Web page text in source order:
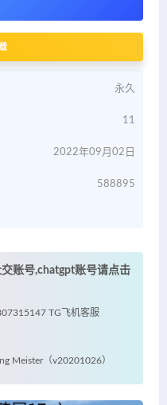
永久
11
2022年09月02日
588895
账号,chatgpt账号请点击
TG飞机客服
Meister（v20201026）